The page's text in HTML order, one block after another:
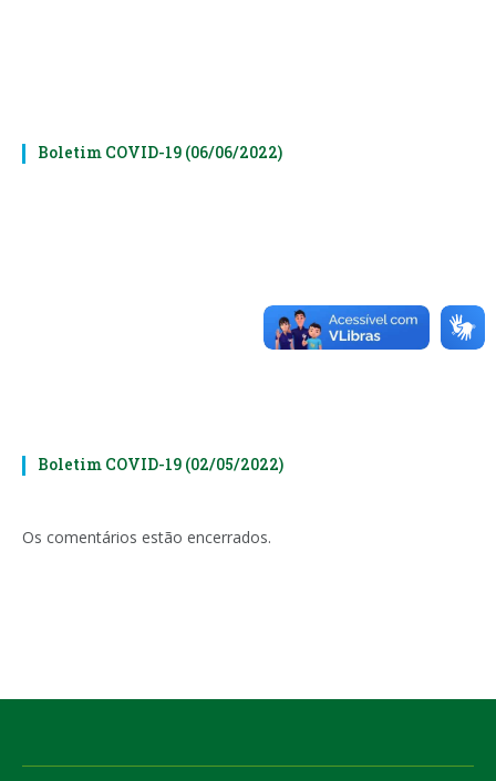
Boletim COVID-19 (06/06/2022)
Boletim COVID-19 (02/05/2022)
Os comentários estão encerrados.